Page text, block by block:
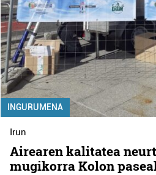
INGURUMENA
Irun
Airearen kalitatea
mugikorra Kolon